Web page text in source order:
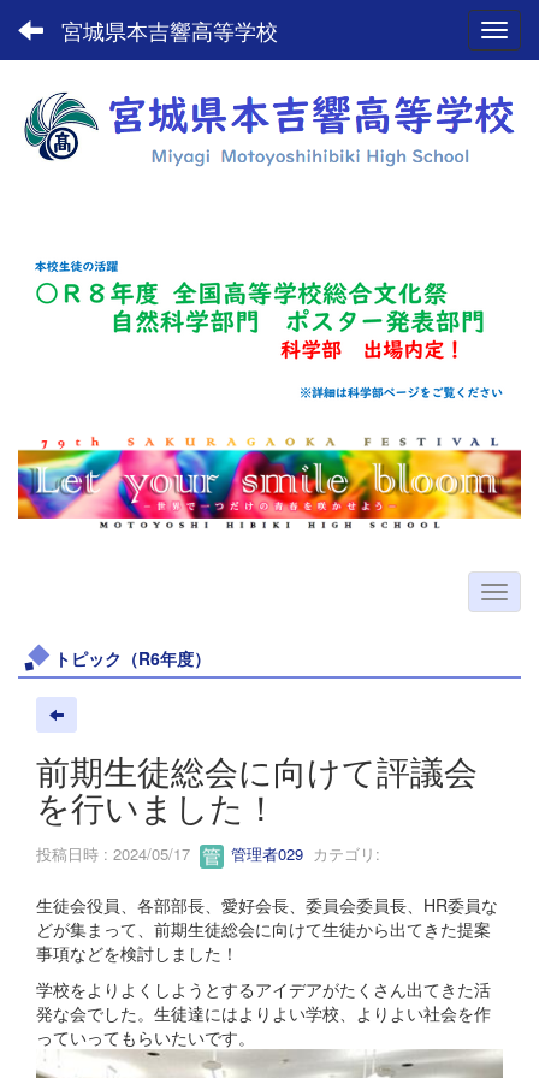
宮城県本吉響高等学校
トピック（R6年度）
前期生徒総会に向けて評議会
を行いました！
投稿日時 : 2024/05/17 管理者029 カテゴリ:
生徒会役員、各部部長、愛好会長、委員会委員長、HR委員な
どが集まって、前期生徒総会に向けて生徒から出てきた提案
事項などを検討しました！
学校をよりよくしようとするアイデアがたくさん出てきた活
発な会でした。生徒達にはよりよい学校、よりよい社会を作
っていってもらいたいです。